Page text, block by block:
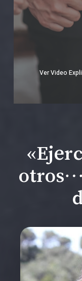
Ver Video